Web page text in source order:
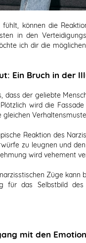
können die
in den
ich dir die
Ein Bruch in der
dass der geliebte
wird die
Reaktion des
zu leugnen und
wird vehement
Züge kann
für das Selbstbild
mit den